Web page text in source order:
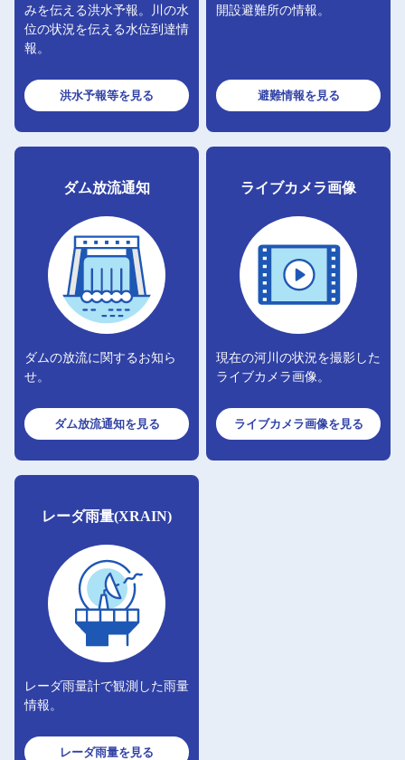
みを伝える洪水予報。川の水
位の状況を伝える水位到達情
報。
洪水予報等を見る
開設避難所の情報。
避難情報を見る
ダム放流通知
ダムの放流に関するお知ら
せ。
ダム放流通知を見る
ライブカメラ画像
現在の河川の状況を撮影した
ライブカメラ画像。
ライブカメラ画像を見る
レーダ雨量(XRAIN)
レーダ雨量計で観測した雨量
情報。
レーダ雨量を見る